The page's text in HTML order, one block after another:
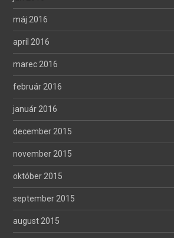
máj 2016
apríl 2016
marec 2016
február 2016
január 2016
december 2015
november 2015
október 2015
september 2015
august 2015